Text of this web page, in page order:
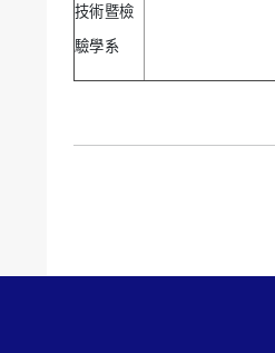
技術暨檢
驗學系